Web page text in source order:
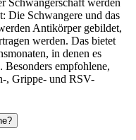
Schwangerschaft werden
Die Schwangere und das
Antikörper gebildet,
werden. Das bietet
in denen es
Besonders empfohlene,
, Grippe- und RSV-